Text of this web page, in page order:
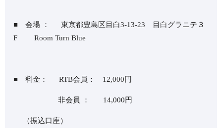
■ 会場 ： 東京都豊島区目白3-13-23 目白グラニテ３
F Room Turn Blue
■ 料金： RTB会員： 12,000円
非会員 ： 14,000円
（振込口座）